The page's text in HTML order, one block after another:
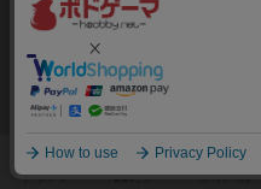
3～5人
責任をなすりつけろ！
「お前がやったんだろ！！」 や